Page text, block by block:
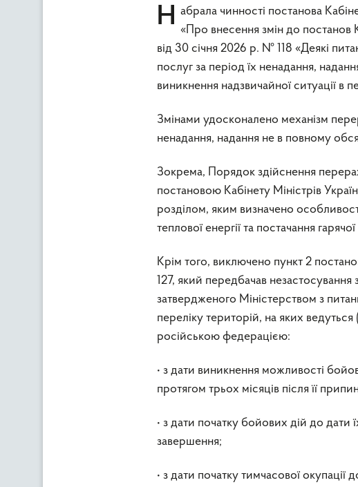
Набрала чинності постанова Кабінету Міністрів України від 20 травня 2026 року № 683 «Про внесення змін до постанов
від 30 січня 2026 р. № 118 «Деякі
послуг за період їх ненадання,
виникнення надзвичайної ситуації в
Змінами удосконалено механізм
ненадання, надання не в повному
Зокрема, Порядок здійснення
постановою Кабінету Міністрів
розділом, яким визначено
теплової енергії та постачання
Крім того, виключено пункт 2
127, який передбачав
затвердженого Міністерством з
переліку територій, на яких
російською федерацією:
• з дати виникнення можливості
протягом трьох місяців після її
• з дати початку бойових дій до дати
завершення;
• з дати початку тимчасової окупації